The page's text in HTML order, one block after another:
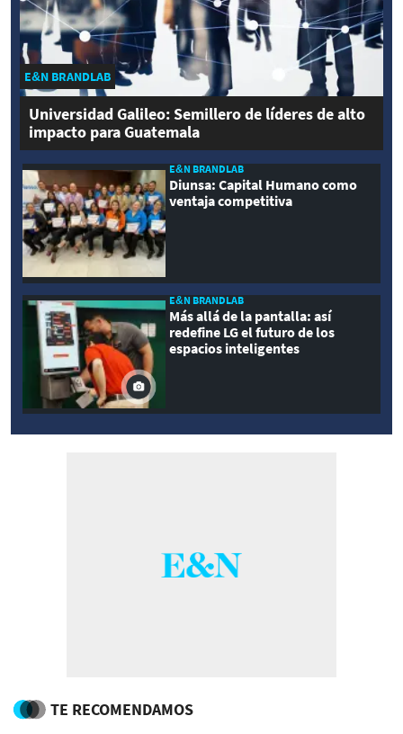
E&N BRANDLAB
Universidad Galileo: Semillero de líderes de alto
impacto para Guatemala
E&N BRANDLAB
Diunsa: Capital Humano como
ventaja competitiva
E&N BRANDLAB
Más allá de la pantalla: así
redefine LG el futuro de los
espacios inteligentes
TE RECOMENDAMOS